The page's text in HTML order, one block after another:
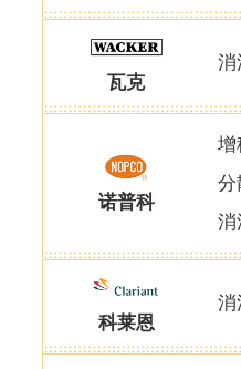
瓦克
消
诺普科
增
分
消
科莱恩
消